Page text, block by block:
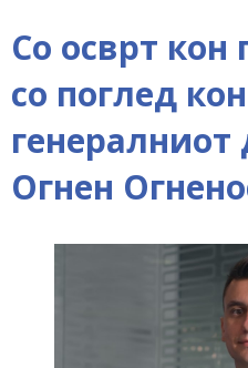
Со осврт кон
со поглед
генералниот
Огнен